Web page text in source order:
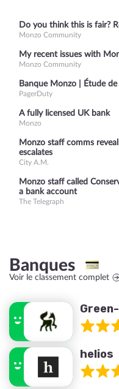
Do you think this is fair?
Monzo Community
My recent issues with
Monzo Community
Banque Monzo | Étude
PagerDuty
A fully licensed UK bank
Monzo
Monzo staff comms
escalates
City A.M.
Monzo staff called
a bank account
The Telegraph
Banques
Voir le classement complet
helios